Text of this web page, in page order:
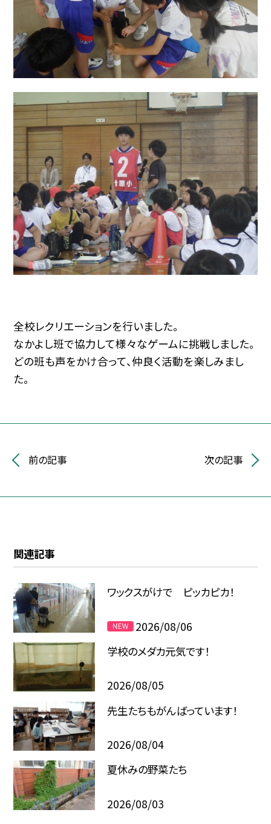
全校レクリエーションを行いました。
なかよし班で協力して様々なゲームに挑戦しました。
どの班も声をかけ合って、仲良く活動を楽しみまし
た。
前の記事 次の記事
関連記事
ワックスがけで ピッカピカ！
2026/08/06
学校のメダカ元気です！
2026/08/05
先生たちもがんばっています！
2026/08/04
夏休みの野菜たち
2026/08/03